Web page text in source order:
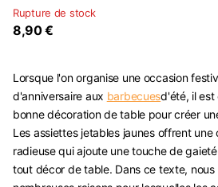
Rupture de stock
8,90 €
Lorsque l'on organise une occasion
d'anniversaire aux barbecuesd'été, il est
bonne décoration de table pour créer
Les assiettes jetables jaunes offrent une
radieuse qui ajoute une touche de
tout décor de table. Dans ce texte, nous